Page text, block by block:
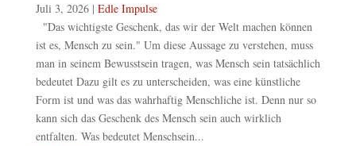
Juli 3, 2026| Edle Impulse
"Das wichtigste Geschenk, das wir der Welt machen können
ist es, Mensch zu sein." Um diese Aussage zu verstehen, muss
man in seinem Bewusstsein tragen, was Mensch sein tatsächlich
bedeutet Dazu gilt es zu unterscheiden, was eine künstliche
Form ist und was das wahrhaftig Menschliche ist. Denn nur so
kann sich das Geschenk des Mensch sein auch wirklich
entfalten. Was bedeutet Menschsein...